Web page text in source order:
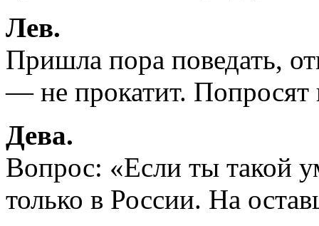
Лев.
Пришла пора поведать,
— не прокатит. Попросят
Дева.
Вопрос: «Если ты такой
только в России. На